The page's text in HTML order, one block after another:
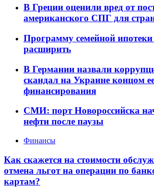
В Греции оценили вред от
американского СПГ для
Программу семейной
расширить
В Германии назвали
скандал на Украине концом
финансирования
СМИ: порт Новороссийска
нефти после паузы
Финансы
Как скажется на стоимости
отмена льгот на операции по
картам?